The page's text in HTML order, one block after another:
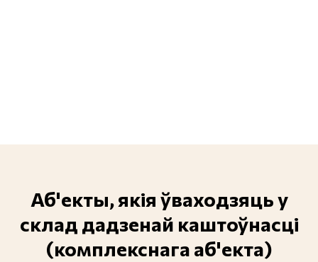
Аб'екты, якія ўваходзяць у
склад дадзенай каштоўнасці
(комплекснага аб'екта)